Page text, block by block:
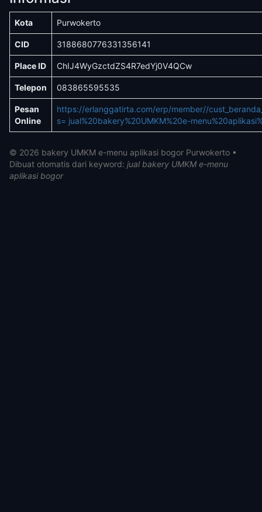
Kota Purwokerto
CID 3188680776331356141
Place ID ChIJ4WyGzctdZS4R7edYj0V4QCw
Telepon 083865595535
Pesan
Online
https://erlanggatirta.com/erp/member//
s= jual%20bakery%20UMKM%20e-
© 2026 bakery UMKM e-menu aplikasi bogor Purwokerto •
Dibuat otomatis dari keyword: jual bakery UMKM e-menu
aplikasi bogor